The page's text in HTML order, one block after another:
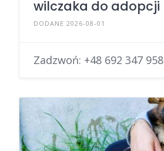
wilczaka do adopcji
DODANE 2026-08-01
Zadzwoń: +48 692 347 958